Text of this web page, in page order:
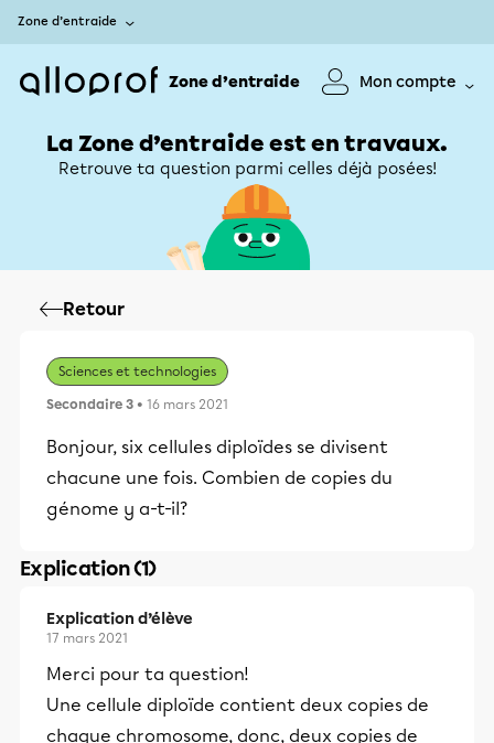
Zone d’entraide
Zone d’entraide Mon compte
La Zone d’entraide est en travaux.
Retrouve ta question parmi celles déjà posées!
Retour
Sciences et technologies
Secondaire 3 • 16 mars 2021
Bonjour, six cellules diploïdes se divisent
chacune une fois. Combien de copies du
génome y a-t-il?
Explication (1)
Explication d’élève
17 mars 2021
Merci pour ta question!
Une cellule diploïde contient deux copies de
chaque chromosome, donc, deux copies de